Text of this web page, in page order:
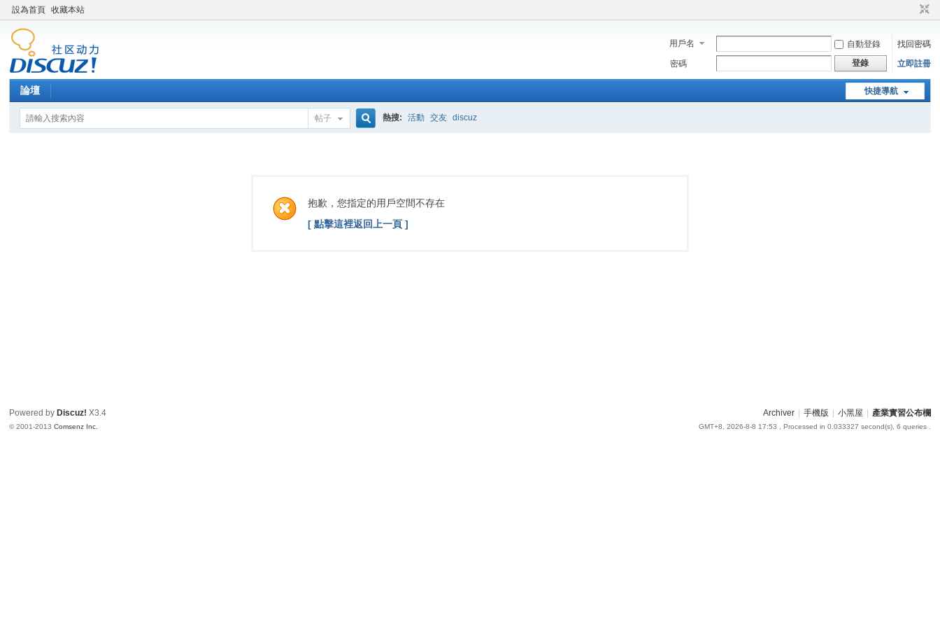
設為首頁 收藏本站
用戶名 自動登錄
找回密碼
密碼
登錄 立即註冊
快捷導航
論壇
帖子
索
熱搜: 活動 交友 discuz
抱歉，您指定的用戶空間不存在
[ 點擊這裡返回上一頁 ]
Archiver 手機版 小黑屋 產業實習公布欄
GMT+8, 2026-8-8 17:53 , Processed in 0.033327 second(s), 6 queries .
Powered by Discuz! X3.4
© 2001-2013Comsenz Inc.